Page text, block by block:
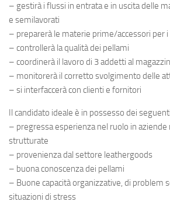
– gestirà i flussi in entrata e in uscita delle
e semilavorati
– preparerà le materie prime/accessori per
– controllerà la qualità dei pellami
– coordinerà il lavoro di 3 addetti al
– monitorerà il corretto svolgimento delle
– si interfaccerà con clienti e fornitori
Il candidato ideale è in possesso dei
– pregressa esperienza nel ruolo in
strutturate
– provenienza dal settore leathergoods
– buona conoscenza dei pellami
– Buone capacità organizzative, di problem
situazioni di stress